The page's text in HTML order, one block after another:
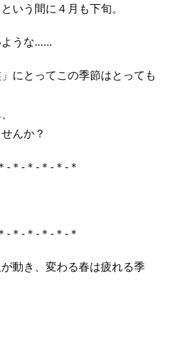
いう間に４月も下旬。
ような……
にとってこの季節はとっても
んか？
-＊-＊-＊-＊-＊
-＊-＊-＊-＊-＊
動き、変わる春は疲れる季